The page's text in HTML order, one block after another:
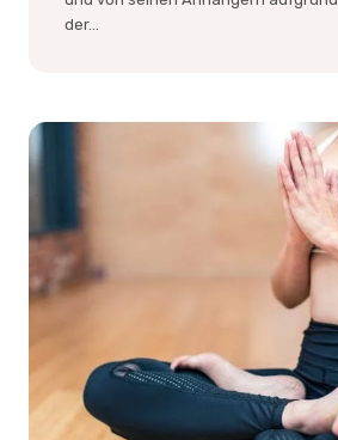
der...